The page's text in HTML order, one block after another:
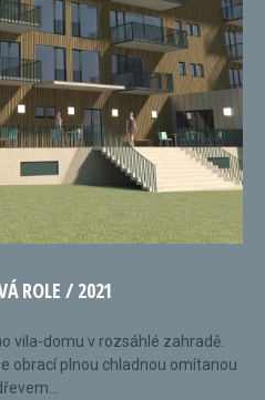
ROLE / 2021
vila-domu v rozsáhlé zahradě.
obrací plnou chladnou omítanou